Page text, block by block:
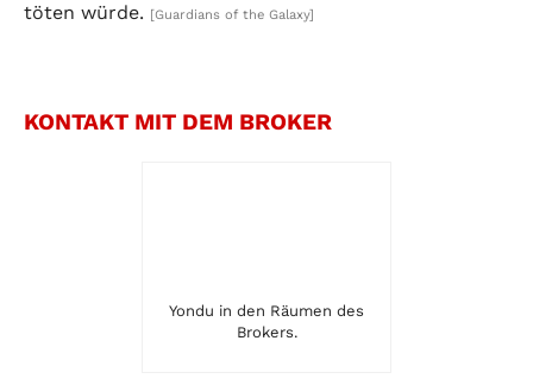
töten würde. [Guardians of the Galaxy]
KONTAKT MIT DEM BROKER
Yondu in den Räumen des
Brokers.